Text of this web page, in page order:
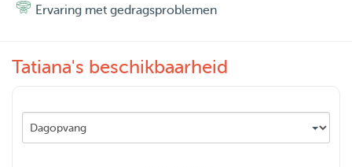
other small to medium breeds, as well as cats. We love
pet needs walks, care, and company, they’ll feel
comfortable and loved with us. Either I or my husband
Ervaring met gedragsproblemen
Tatiana's beschikbaarheid